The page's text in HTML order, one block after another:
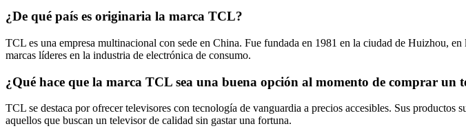
¿De qué país es originaria la marca TCL?
TCL es una empresa multinacional con sede en China. Fue fundada en 1981 en la ciudad de Huizhou,
marcas líderes en la industria de electrónica de consumo.
¿Qué hace que la marca TCL sea una buena opción al momento de comprar un
TCL se destaca por ofrecer televisores con tecnología de vanguardia a precios accesibles. Sus
aquellos que buscan un televisor de calidad sin gastar una fortuna.